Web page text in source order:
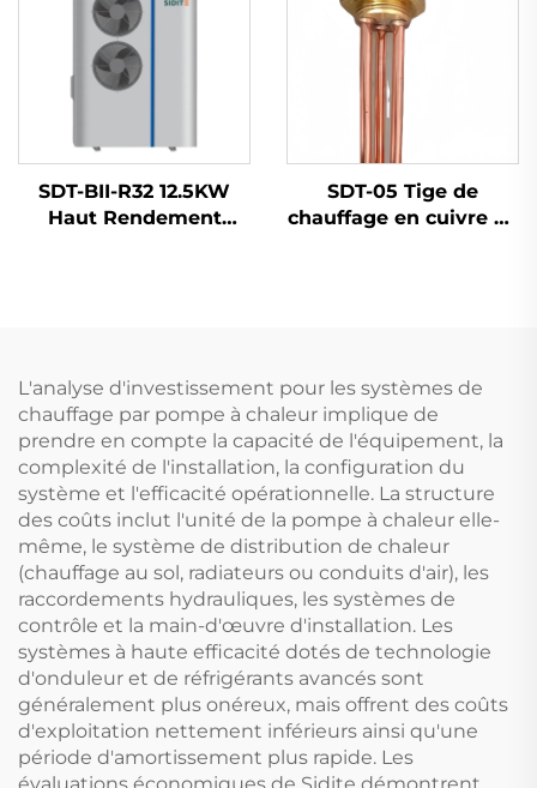
Composant principal
des chauffe-eau
Chaleur et Collecteur
Solaire
SDT-BII-R32 12.5KW
Haut Rendement
R32 Silencieuse
SDT-05 Tige de
chauffage en cuivre de
pièces de chauffe-eau
pièces
L'analyse d'investissement pour les systèmes de
chauffage par pompe à chaleur implique de
prendre en compte la capacité de l'équipement, la
complexité de l'installation, la configuration du
système et l'efficacité opérationnelle. La structure
des coûts inclut l'unité de la pompe à chaleur elle-
même, le système de distribution de chaleur
(chauffage au sol, radiateurs ou conduits d'air), les
raccordements hydrauliques, les systèmes de
contrôle et la main-d'œuvre d'installation. Les
systèmes à haute efficacité dotés de technologie
d'onduleur et de réfrigérants avancés sont
généralement plus onéreux, mais offrent des coûts
d'exploitation nettement inférieurs ainsi qu'une
période d'amortissement plus rapide. Les